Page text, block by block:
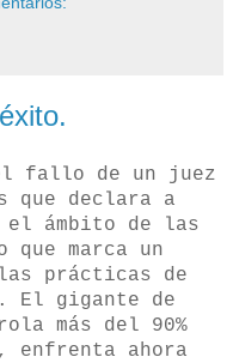
el fallo de un juez
que declara a
el ámbito de las
marca un
prácticas de
El gigante de
más del 90%
enfrenta ahora